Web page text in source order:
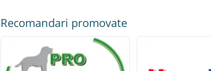
Recomandari promovate